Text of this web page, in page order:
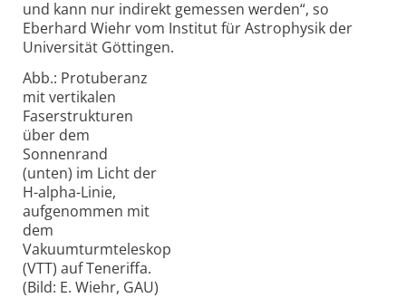
und kann nur indirekt gemessen werden“, so
Eberhard Wiehr vom Institut für Astrophysik der
Universität Göttingen.
Abb.: Protuberanz
mit vertikalen
Faserstrukturen
über dem
Sonnenrand
(unten) im Licht der
H-alpha-Linie,
aufgenommen mit
dem
Vakuumturmteleskop
(VTT) auf Teneriffa.
(Bild: E. Wiehr, GAU)